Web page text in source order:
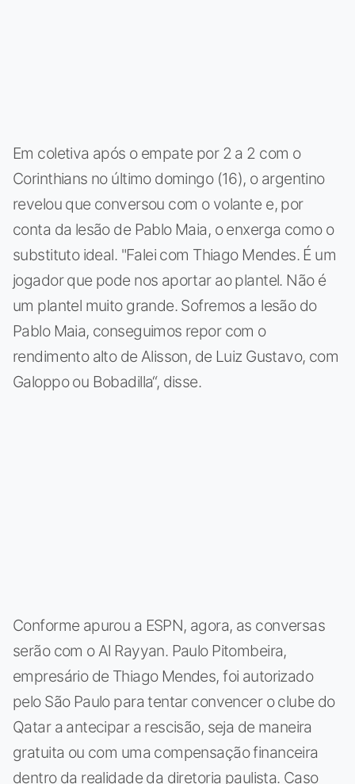
Em coletiva após o empate por 2 a 2 com o
Corinthians no último domingo (16), o argentino
revelou que conversou com o volante e, por
conta da lesão de Pablo Maia, o enxerga como o
substituto ideal. "Falei com Thiago Mendes. É um
jogador que pode nos aportar ao plantel. Não é
um plantel muito grande. Sofremos a lesão do
Pablo Maia, conseguimos repor com o
rendimento alto de Alisson, de Luiz Gustavo, com
Galoppo ou Bobadilla“, disse.
Conforme apurou a ESPN, agora, as conversas
serão com o Al Rayyan. Paulo Pitombeira,
empresário de Thiago Mendes, foi autorizado
pelo São Paulo para tentar convencer o clube do
Qatar a antecipar a rescisão, seja de maneira
gratuita ou com uma compensação financeira
dentro da realidade da diretoria paulista. Caso